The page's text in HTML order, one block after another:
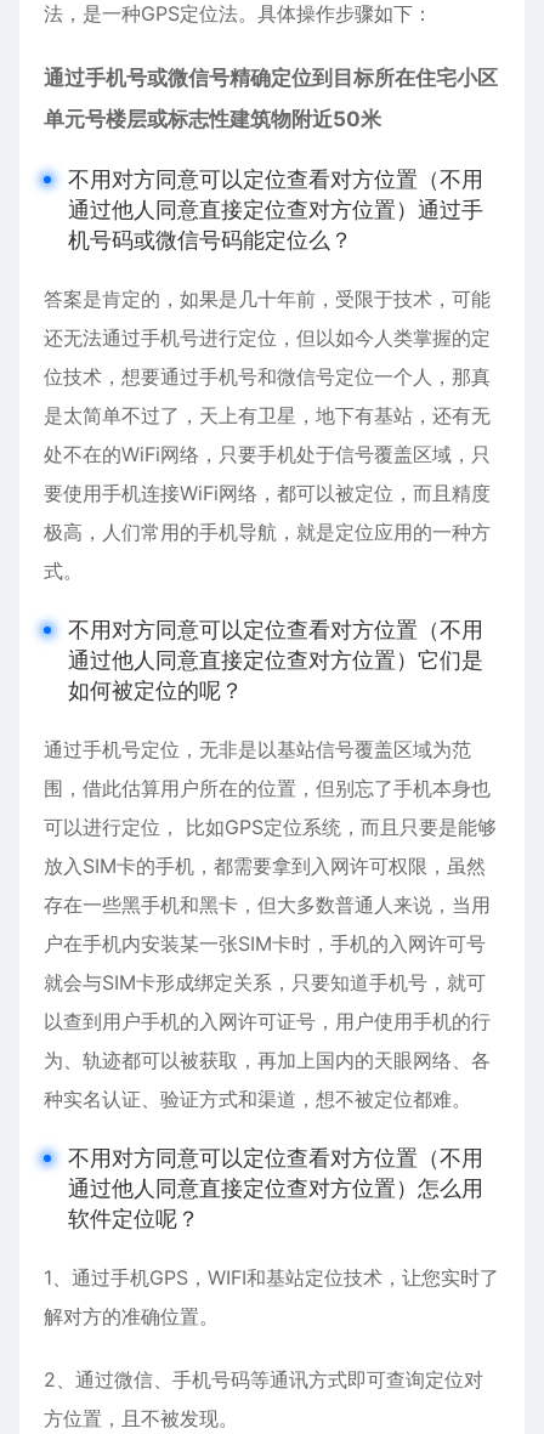
法，是一种GPS定位法。具体操作步骤如下：
通过手机号或微信号精确定位到目标所在住宅小区
单元号楼层或标志性建筑物附近50米
不用对方同意可以定位查看对方位置（不用
通过他人同意直接定位查对方位置）通过手
机号码或微信号码能定位么？
答案是肯定的，如果是几十年前，受限于技术，可能
还无法通过手机号进行定位，但以如今人类掌握的定
位技术，想要通过手机号和微信号定位一个人，那真
是太简单不过了，天上有卫星，地下有基站，还有无
处不在的WiFi网络，只要手机处于信号覆盖区域，只
要使用手机连接WiFi网络，都可以被定位，而且精度
极高，人们常用的手机导航，就是定位应用的一种方
式。
不用对方同意可以定位查看对方位置（不用
通过他人同意直接定位查对方位置）它们是
如何被定位的呢？
通过手机号定位，无非是以基站信号覆盖区域为范
围，借此估算用户所在的位置，但别忘了手机本身也
可以进行定位， 比如GPS定位系统，而且只要是能够
放入SIM卡的手机，都需要拿到入网许可权限，虽然
存在一些黑手机和黑卡，但大多数普通人来说，当用
户在手机内安装某一张SIM卡时，手机的入网许可号
就会与SIM卡形成绑定关系，只要知道手机号，就可
以查到用户手机的入网许可证号，用户使用手机的行
为、轨迹都可以被获取，再加上国内的天眼网络、各
种实名认证、验证方式和渠道，想不被定位都难。
不用对方同意可以定位查看对方位置（不用
通过他人同意直接定位查对方位置）怎么用
软件定位呢？
1、通过手机GPS，WIFI和基站定位技术，让您实时了
解对方的准确位置。
2、通过微信、手机号码等通讯方式即可查询定位对
方位置，且不被发现。